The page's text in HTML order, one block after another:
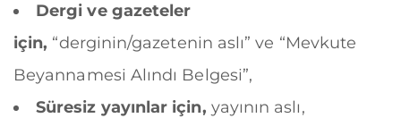
Dergi ve gazeteler
için, “derginin/gazetenin aslı” ve “Mevkute
Beyannamesi Alındı Belgesi”,
Süresiz yayınlar için, yayının aslı,